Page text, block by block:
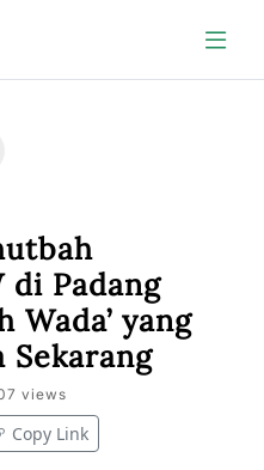
di Padang
Wada’ yang
Sekarang
views
Copy Link